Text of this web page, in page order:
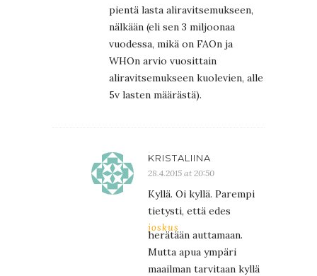
pientä lasta aliravitsemukseen,
nälkään (eli sen 3 miljoonaa
vuodessa, mikä on FAOn ja
WHOn arvio vuosittain
aliravitsemukseen kuolevien, alle
5v lasten määrästä).
KRISTALIINA
28.4.2015 at 20:50
Kyllä. Oi kyllä. Parempi
tietysti, että edes
joskus
herätään auttamaan.
Mutta apua ympäri
maailman tarvitaan kyllä